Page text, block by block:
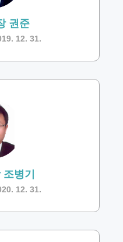
권준
12. 31.
병기
12. 31.